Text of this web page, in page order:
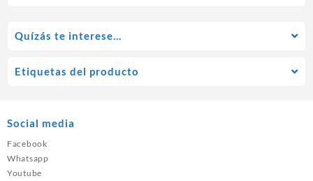
Quízás te interese…
Etiquetas del producto
Social media
Facebook
Whatsapp
Youtube